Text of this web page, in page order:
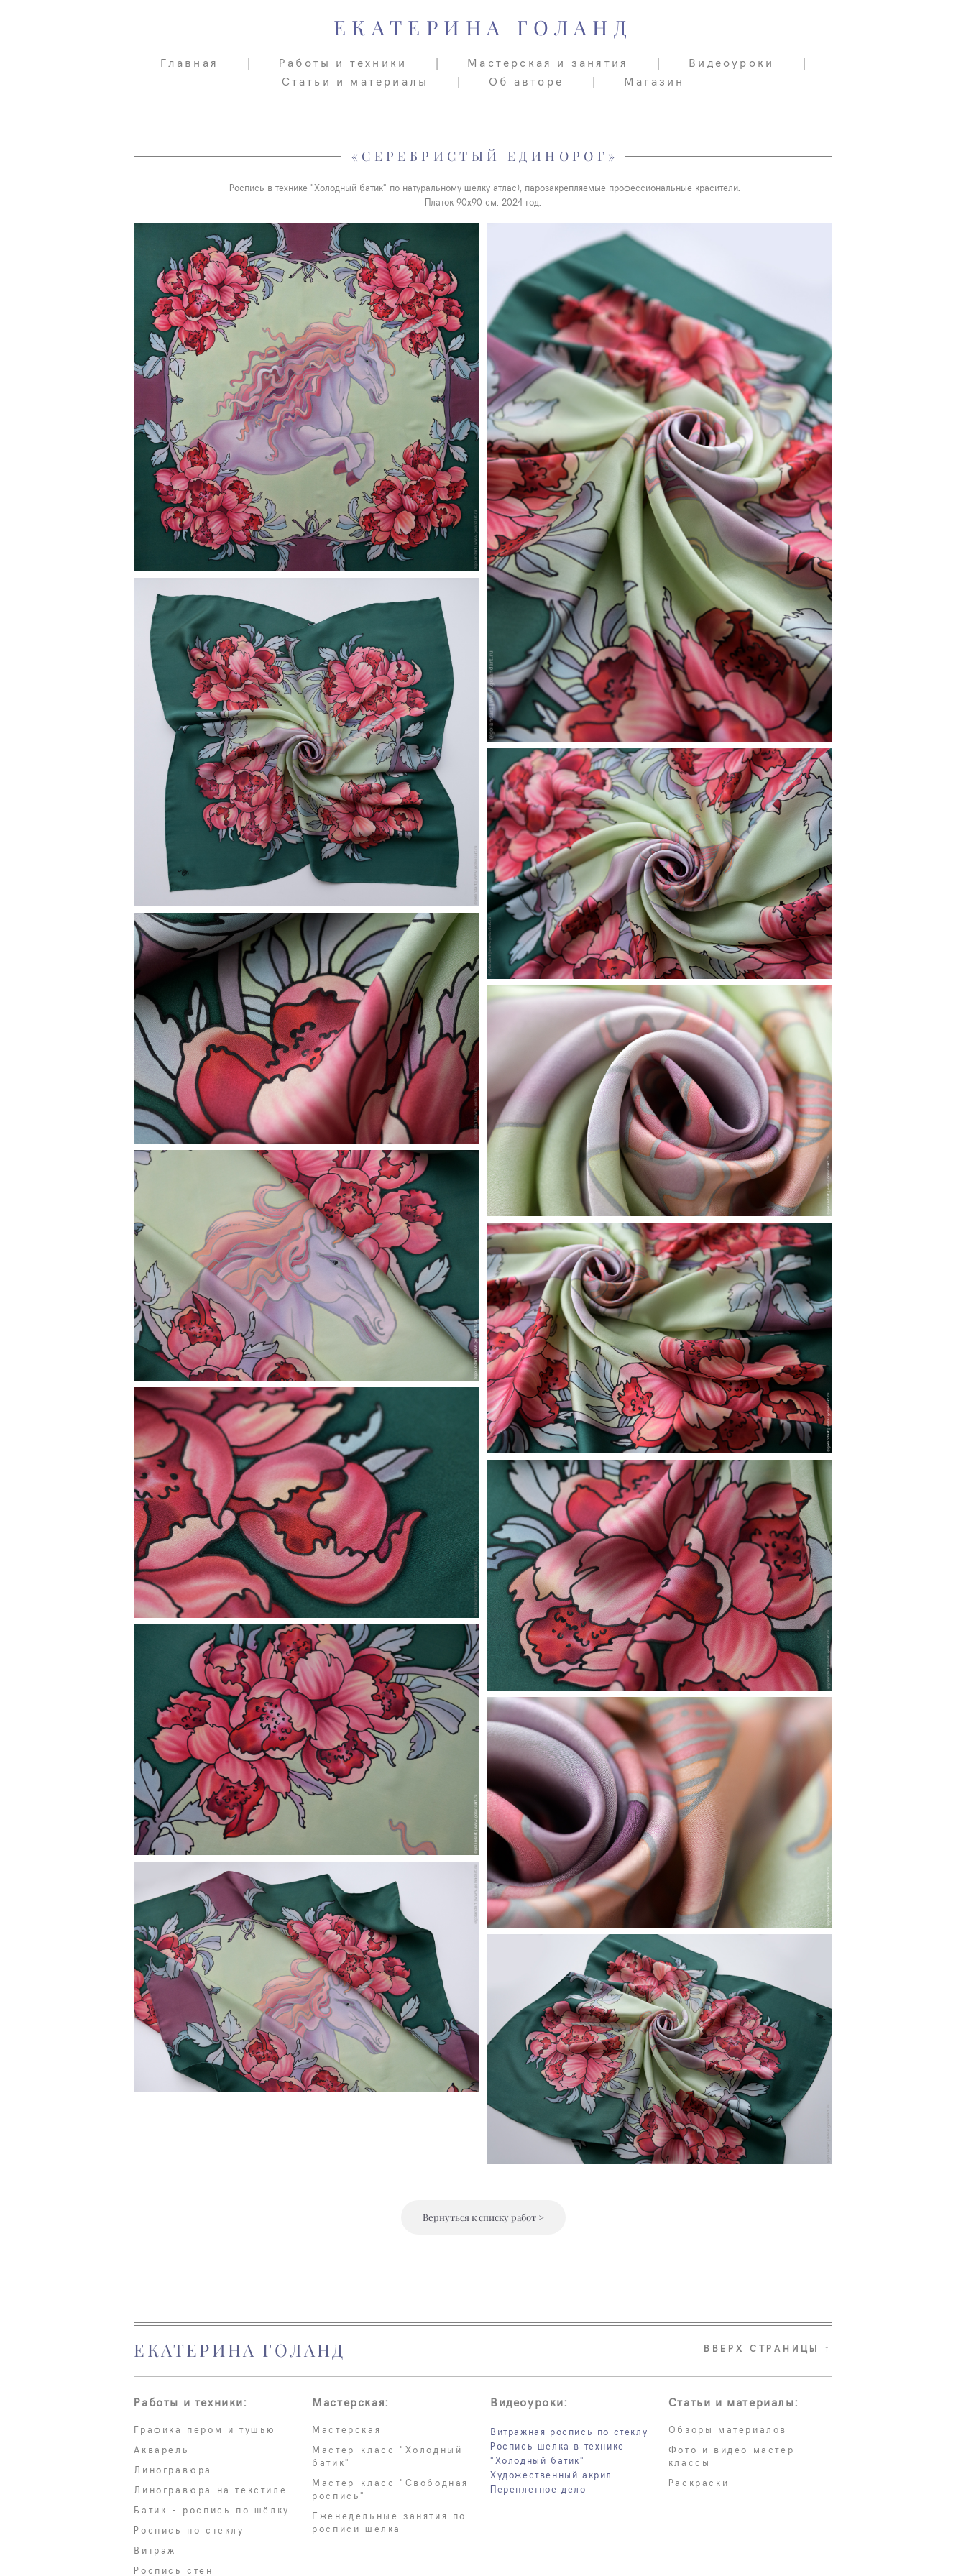
ЕКАТЕРИНА ГОЛАНД
Главная | Работы и техники | Мастерская и занятия | Видеоуроки
|
Статьи и материалы
| Об авторе | Магазин
ЕКАТЕРИНА ГОЛАНД
Главная | Работы и техники | Мастерская и занятия | Видеоуроки
|
Статьи и материалы
| Об авторе | Магазин
«СЕРЕБРИСТЫЙ ЕДИНОРОГ»
Роспись в технике "Холодный батик" по натуральному шелку атлас), парозакрепляемые профессиональные красители.
Платок 90х90 см. 2024 год.
Вернуться к списку работ >
ЕКАТЕРИНА ГОЛАНД ВВЕРХ СТРАНИЦЫ ↑
Работы и техники:
Графика пером и тушью
Акварель
Линогравюра
Линогравюра на текстиле
Батик - роспись по шёлку
Роспись по стеклу
Витраж
Роспись стен
Мастерская:
Мастерская
Мастер-класс "Холодный
батик"
Мастер-класс "Свободная
роспись"
Еженедельные занятия по
росписи шёлка
Видеоуроки:
Витражная роспись по стеклу
Роспись шелка в технике
"Холодный батик"
Художественный акрил
Переплетное дело
Статьи и материалы:
Обзоры материалов
Фото и видео мастер-
классы
Раскраски